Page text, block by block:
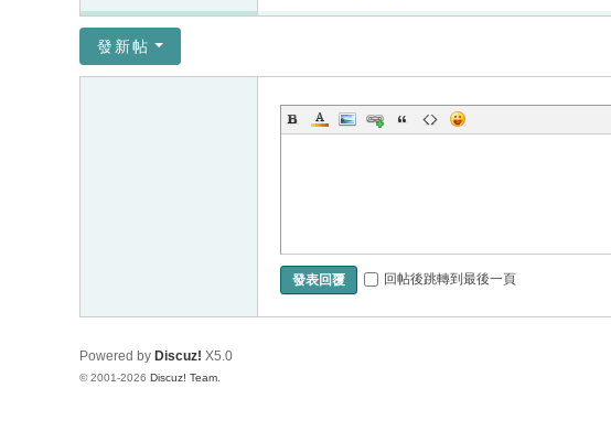
發新帖
發表回覆 回帖後跳轉到最後一頁
Powered by Discuz! X5.0
© 2001-2026 Discuz! Team